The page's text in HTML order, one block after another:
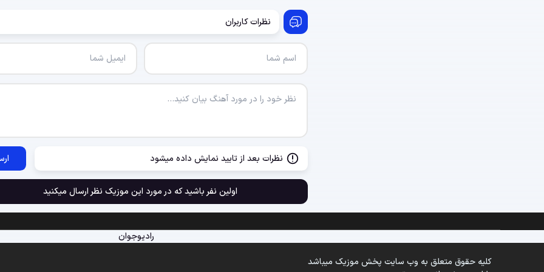
نظرات کاربران
نظرات بعد از تایید نمایش داده میشود
اولین نفر باشید که در مورد این موزیک نظر ارسال میکنید
رادیوجوان
کلیه حقوق متعلق به وب سایت پخش موزیک میباشد